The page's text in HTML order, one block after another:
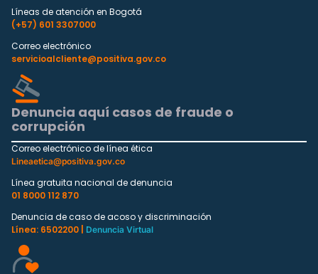
Líneas de atención en Bogotá
(+57) 601 3307000
Correo electrónico
servicioalcliente@positiva.gov.co
Denuncia aquí casos de fraude o
corrupción
Correo electrónico de línea ética
Lineaetica@positiva.gov.co
Línea gratuita nacional de denuncia
01 8000 112 870
Denuncia de caso de acoso y discriminación
Línea: 6502200 |
Denuncia Virtual